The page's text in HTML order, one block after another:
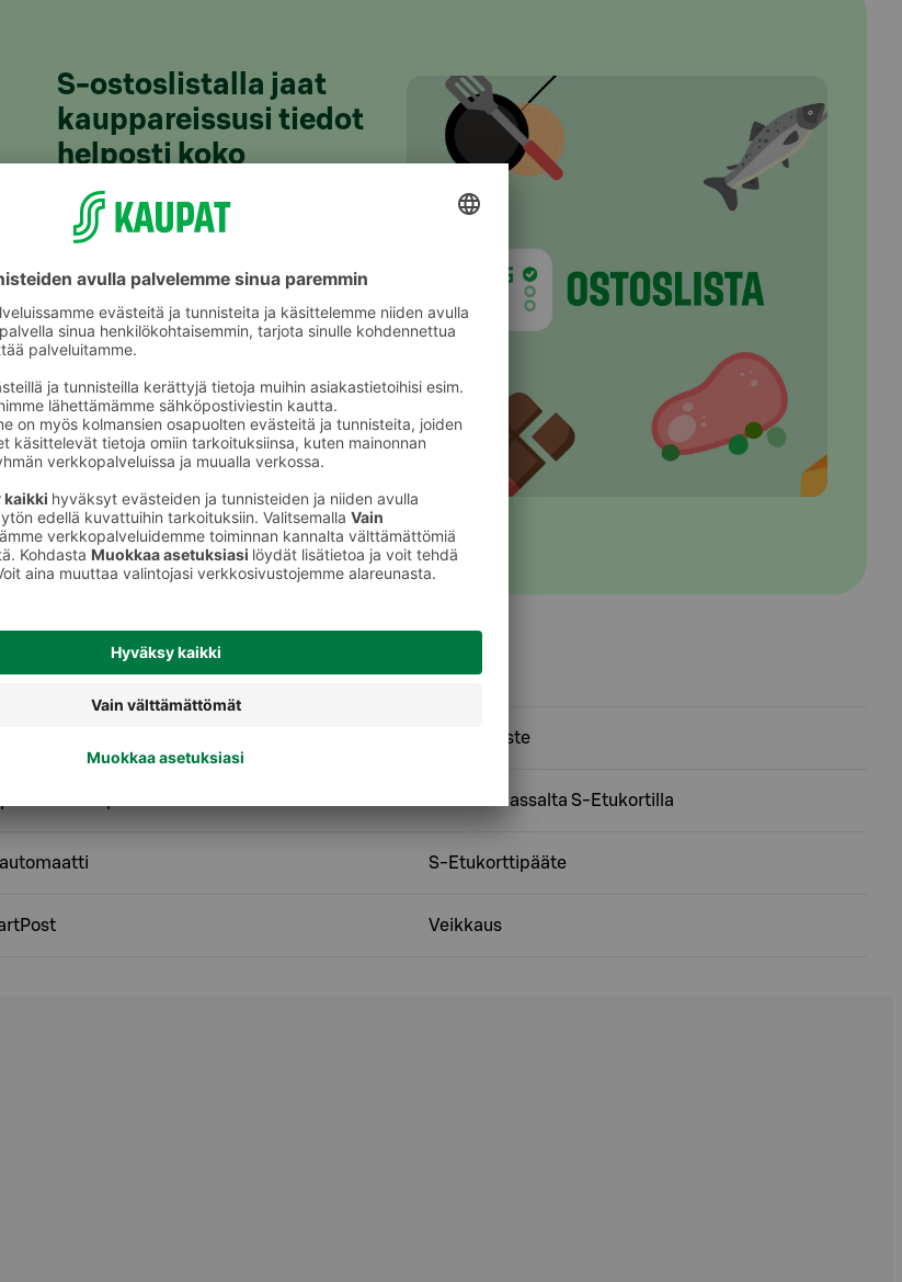
S-ostoslistalla jaat
kauppareissusi tiedot
helposti koko
perheelle
S-ostoslista-sovelluksesta löydät nyt
kaikki S-ryhmän myymälät, niiden
rakentaa ostoslistan kätevästi
sovelluksessa ja jakaa sen
perheenjäsenille täydennettäväksi.
S-kaupat-ruokaverkkokaupassa voit
tehdä ostoslistasitäälläja tilata ruoat
Lataa S-ostoslista-sovellus
Asiointipiste
Käteistä kassalta S-Etukortilla
S-Etukorttipääte
Veikkaus